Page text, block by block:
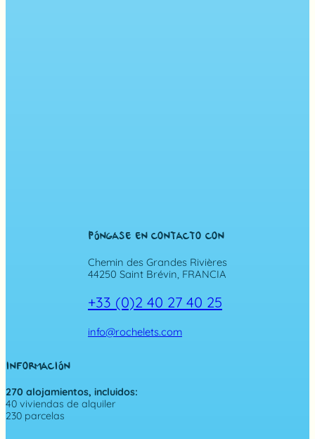
PÓNGASE EN CONTACTO CON
Chemin des Grandes Rivières
44250 Saint Brévin, FRANCIA
+33 (0)2 40 27 40 25
info@rochelets.com
INFORMACIÓN
270 alojamientos, incluidos:
40 viviendas de alquiler
230 parcelas